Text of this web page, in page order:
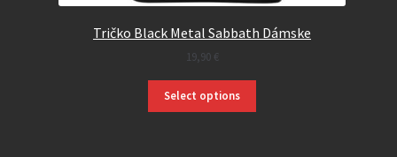
Tričko Black Metal Sabbath Dámske
19,90 €
Select options